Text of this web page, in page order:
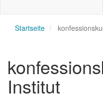
Startseite
Institut